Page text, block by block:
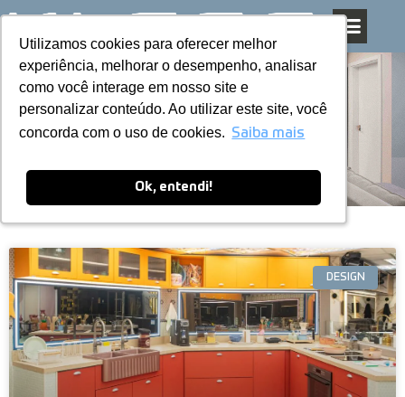
Utilizamos cookies para oferecer melhor
experiência, melhorar o desempenho, analisar
como você interage em nosso site e
personalizar conteúdo. Ao utilizar este site, você
concorda com o uso de cookies. Saiba mais
Ok, entendi!
Utilizamos cookies para oferecer melhor
experiência, melhorar o desempenho, analisar
como você interage em nosso site e
personalizar conteúdo. Ao utilizar este site, você
concorda com o uso de cookies. Saiba mais
Ok, entendi!
Pular
para
o
conteúdo
Blog
DESIGN